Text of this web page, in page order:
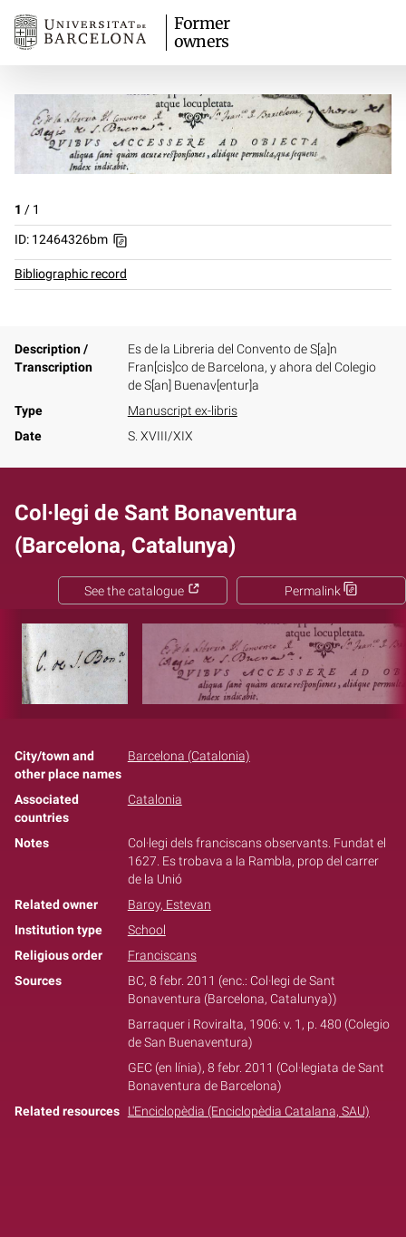
Former
owners
1 / 1
ID: 12464326bm
Bibliographic record
Description /
Transcription
Es de la Libreria del Convento de S[a]n
Fran[cis]co de Barcelona, y ahora del Colegio
de S[an] Buenav[entur]a
Type
Manuscript ex-libris
Date
S. XVIII/XIX
Col·legi de Sant Bonaventura
(Barcelona, Catalunya)
Permalink
See the catalogue
City/town and
other place names
Barcelona (Catalonia)
Associated
countries
Catalonia
Notes
Col·legi dels franciscans observants. Fundat el
1627. Es trobava a la Rambla, prop del carrer
de la Unió
Related owner
Baroy, Estevan
Institution type
School
Religious order
Franciscans
Sources
BC, 8 febr. 2011 (enc.: Col·legi de Sant
Bonaventura (Barcelona, Catalunya))
Barraquer i Roviralta, 1906: v. 1, p. 480 (Colegio
de San Buenaventura)
GEC (en línia), 8 febr. 2011 (Col·legiata de Sant
Bonaventura de Barcelona)
Related resources L'Enciclopèdia (Enciclopèdia Catalana, SAU)